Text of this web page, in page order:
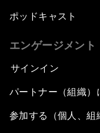
ポッドキャスト
エンゲージメント
サインイン
パートナー（組織）
参加する（個人、組